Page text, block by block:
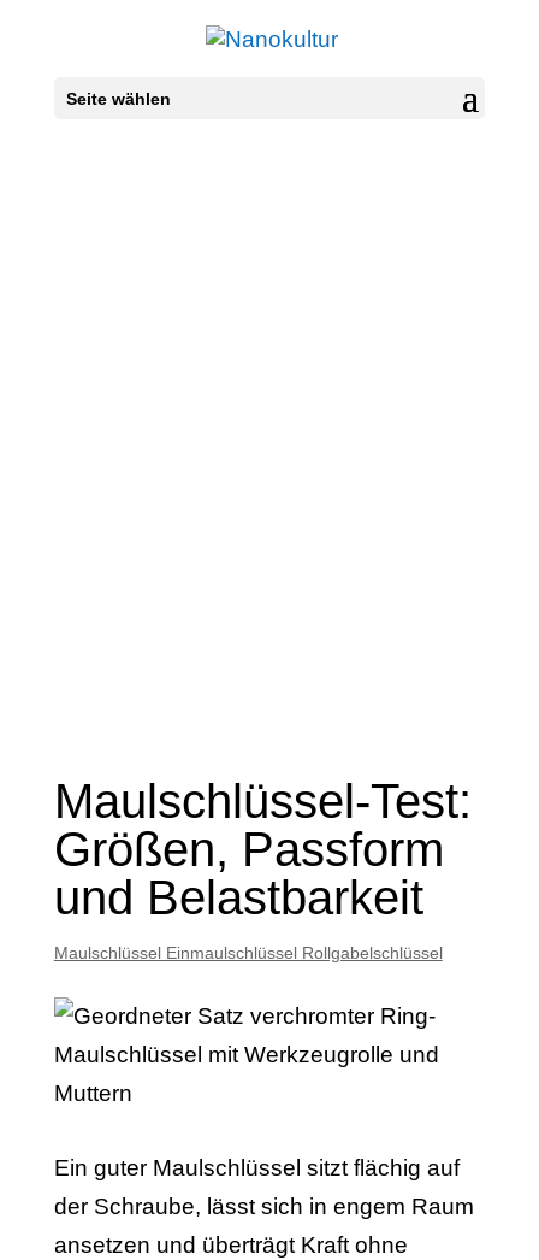
Seite wählen
Maulschlüssel-Test:
Größen, Passform
und Belastbarkeit
Maulschlüssel Einmaulschlüssel Rollgabelschlüssel
Ein guter Maulschlüssel sitzt flächig auf
der Schraube, lässt sich in engem Raum
ansetzen und überträgt Kraft ohne